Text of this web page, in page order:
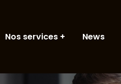
Nos services News